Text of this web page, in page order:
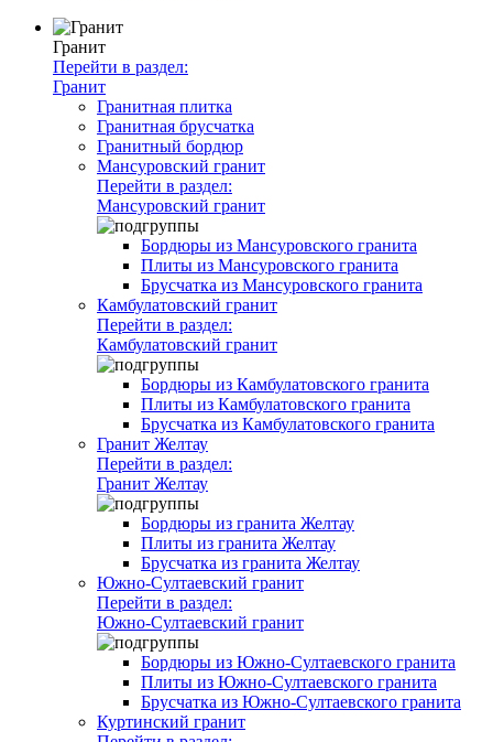
Гранит
Перейти в раздел:
Гранит
Гранитная плитка
Гранитная брусчатка
Гранитный бордюр
Мансуровский гранит
Перейти в раздел:
Мансуровский гранит
Бордюры из Мансуровского гранита
Плиты из Мансуровского гранита
Брусчатка из Мансуровского гранита
Камбулатовский гранит
Перейти в раздел:
Камбулатовский гранит
Бордюры из Камбулатовского гранита
Плиты из Камбулатовского гранита
Брусчатка из Камбулатовского гранита
Гранит Желтау
Перейти в раздел:
Гранит Желтау
Бордюры из гранита Желтау
Плиты из гранита Желтау
Брусчатка из гранита Желтау
Южно-Султаевский гранит
Перейти в раздел:
Южно-Султаевский гранит
Бордюры из Южно-Султаевского гранита
Плиты из Южно-Султаевского гранита
Брусчатка из Южно-Султаевского гранита
Куртинский гранит